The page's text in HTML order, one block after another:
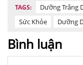
TAGS: Dưỡng Trắng
Sức Khỏe
Dưỡng
Bình luận